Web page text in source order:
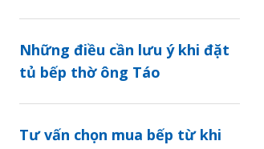
Những điều cần lưu ý khi đặt
tủ bếp thờ ông Táo
Tư vấn chọn mua bếp từ khi